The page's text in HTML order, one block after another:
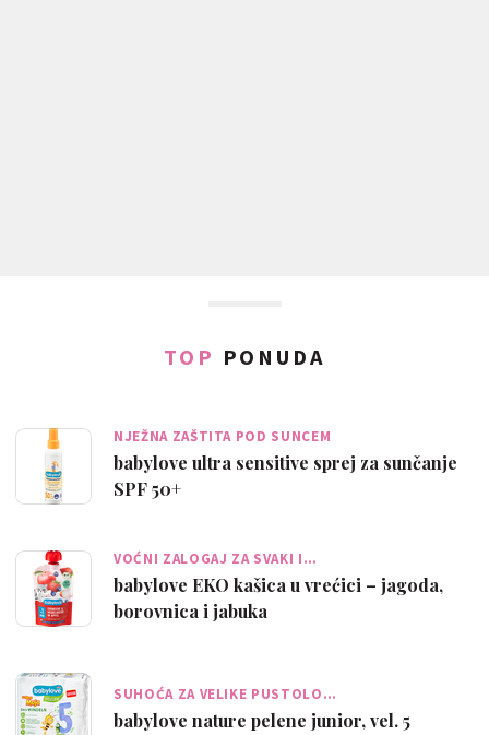
TOP PONUDA
NJEŽNA ZAŠTITA POD SUNCEM
babylove ultra sensitive sprej za sunčanje
SPF 50+
VOĆNI ZALOGAJ ZA SVAKI I…
babylove EKO kašica u vrećici – jagoda,
borovnica i jabuka
SUHOĆA ZA VELIKE PUSTOLO…
babylove nature pelene junior, vel. 5